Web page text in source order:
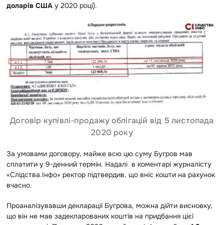
доларів США у 2020 році).
Договір купівлі-продажу облігацій від 5 листопада
2020 року
За умовами договору, майже всю цю суму Бугров мав
сплатити у 9-денний термін. Надалі в коментарі журналісту
«Слідства.Інфо» ректор підтвердив, що вніс кошти на рахунок
вчасно.
Проаналізувавши декларації Бугрова, можна дійти висновку,
що він не мав задекларованих коштів на придбання цієї